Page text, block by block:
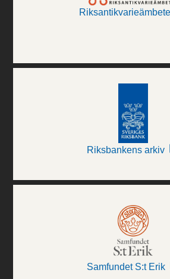
Riksbankens arkiv
Samfundet S:t Erik